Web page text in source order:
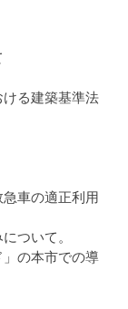
ける建築基準法
車の適正利用
ついて。
」の本市での導